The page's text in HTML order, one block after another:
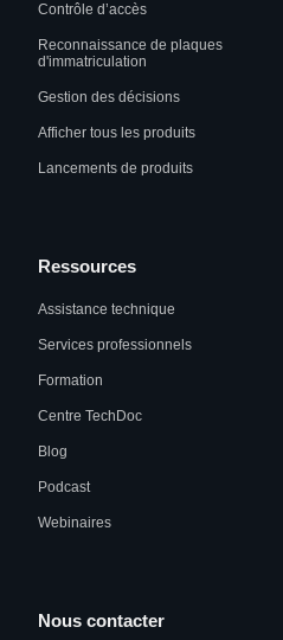
Contrôle d’accès
Reconnaissance de plaques
d'immatriculation
Gestion des décisions
Afficher tous les produits
Lancements de produits
Ressources
Assistance technique
Services professionnels
Formation
Centre TechDoc
Blog
Podcast
Webinaires
Nous contacter